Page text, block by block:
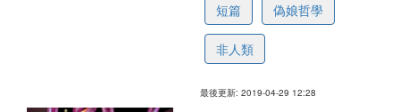
短篇 偽娘哲學
非人類
最後更新: 2019-04-29 12:28